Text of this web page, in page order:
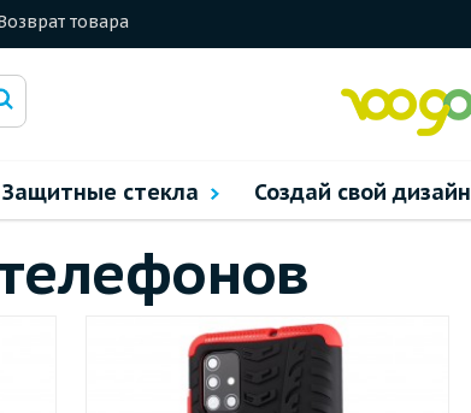
товара
Защитные стекла Создай свой дизайн